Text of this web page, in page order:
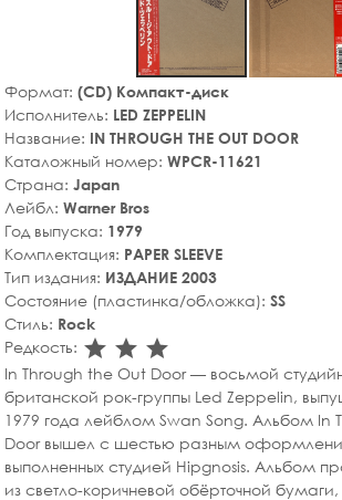
Формат: (CD) Компакт-диск
Исполнитель: LED ZEPPELIN
Название: IN THROUGH THE OUT DOOR
Каталожный номер: WPCR-11621
Страна: Japan
Лейбл: Warner Bros
Год выпуска: 1979
Комплектация: PAPER SLEEVE
Тип издания: ИЗДАНИЕ 2003
Состояние (пластинка/обложка): SS
Стиль: Rock
Редкость: star_rate
star_rate
star_rate
In Through the Out Door — восьмой
британской рок-группы Led Zeppelin,
1979 года лейблом Swan Song. Альбом In
Door вышел с шестью разным
выполненных студией Hipgnosis. Альбом
из светло-коричневой обёрточной